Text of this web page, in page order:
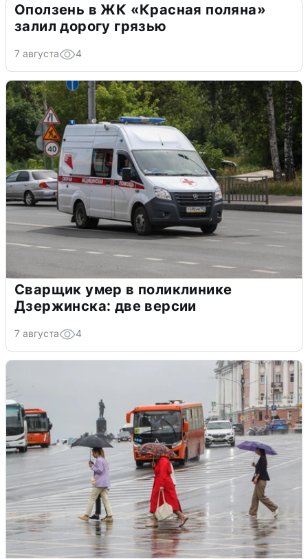
Оползень в ЖК «Красная поляна»
залил дорогу грязью
7 августа 4
Сварщик умер в поликлинике
Дзержинска: две версии
7 августа 4